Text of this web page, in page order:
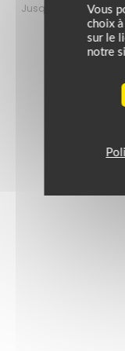
faireJusqu’au 24 août
le plein de
Vous
choix
sur le
notre